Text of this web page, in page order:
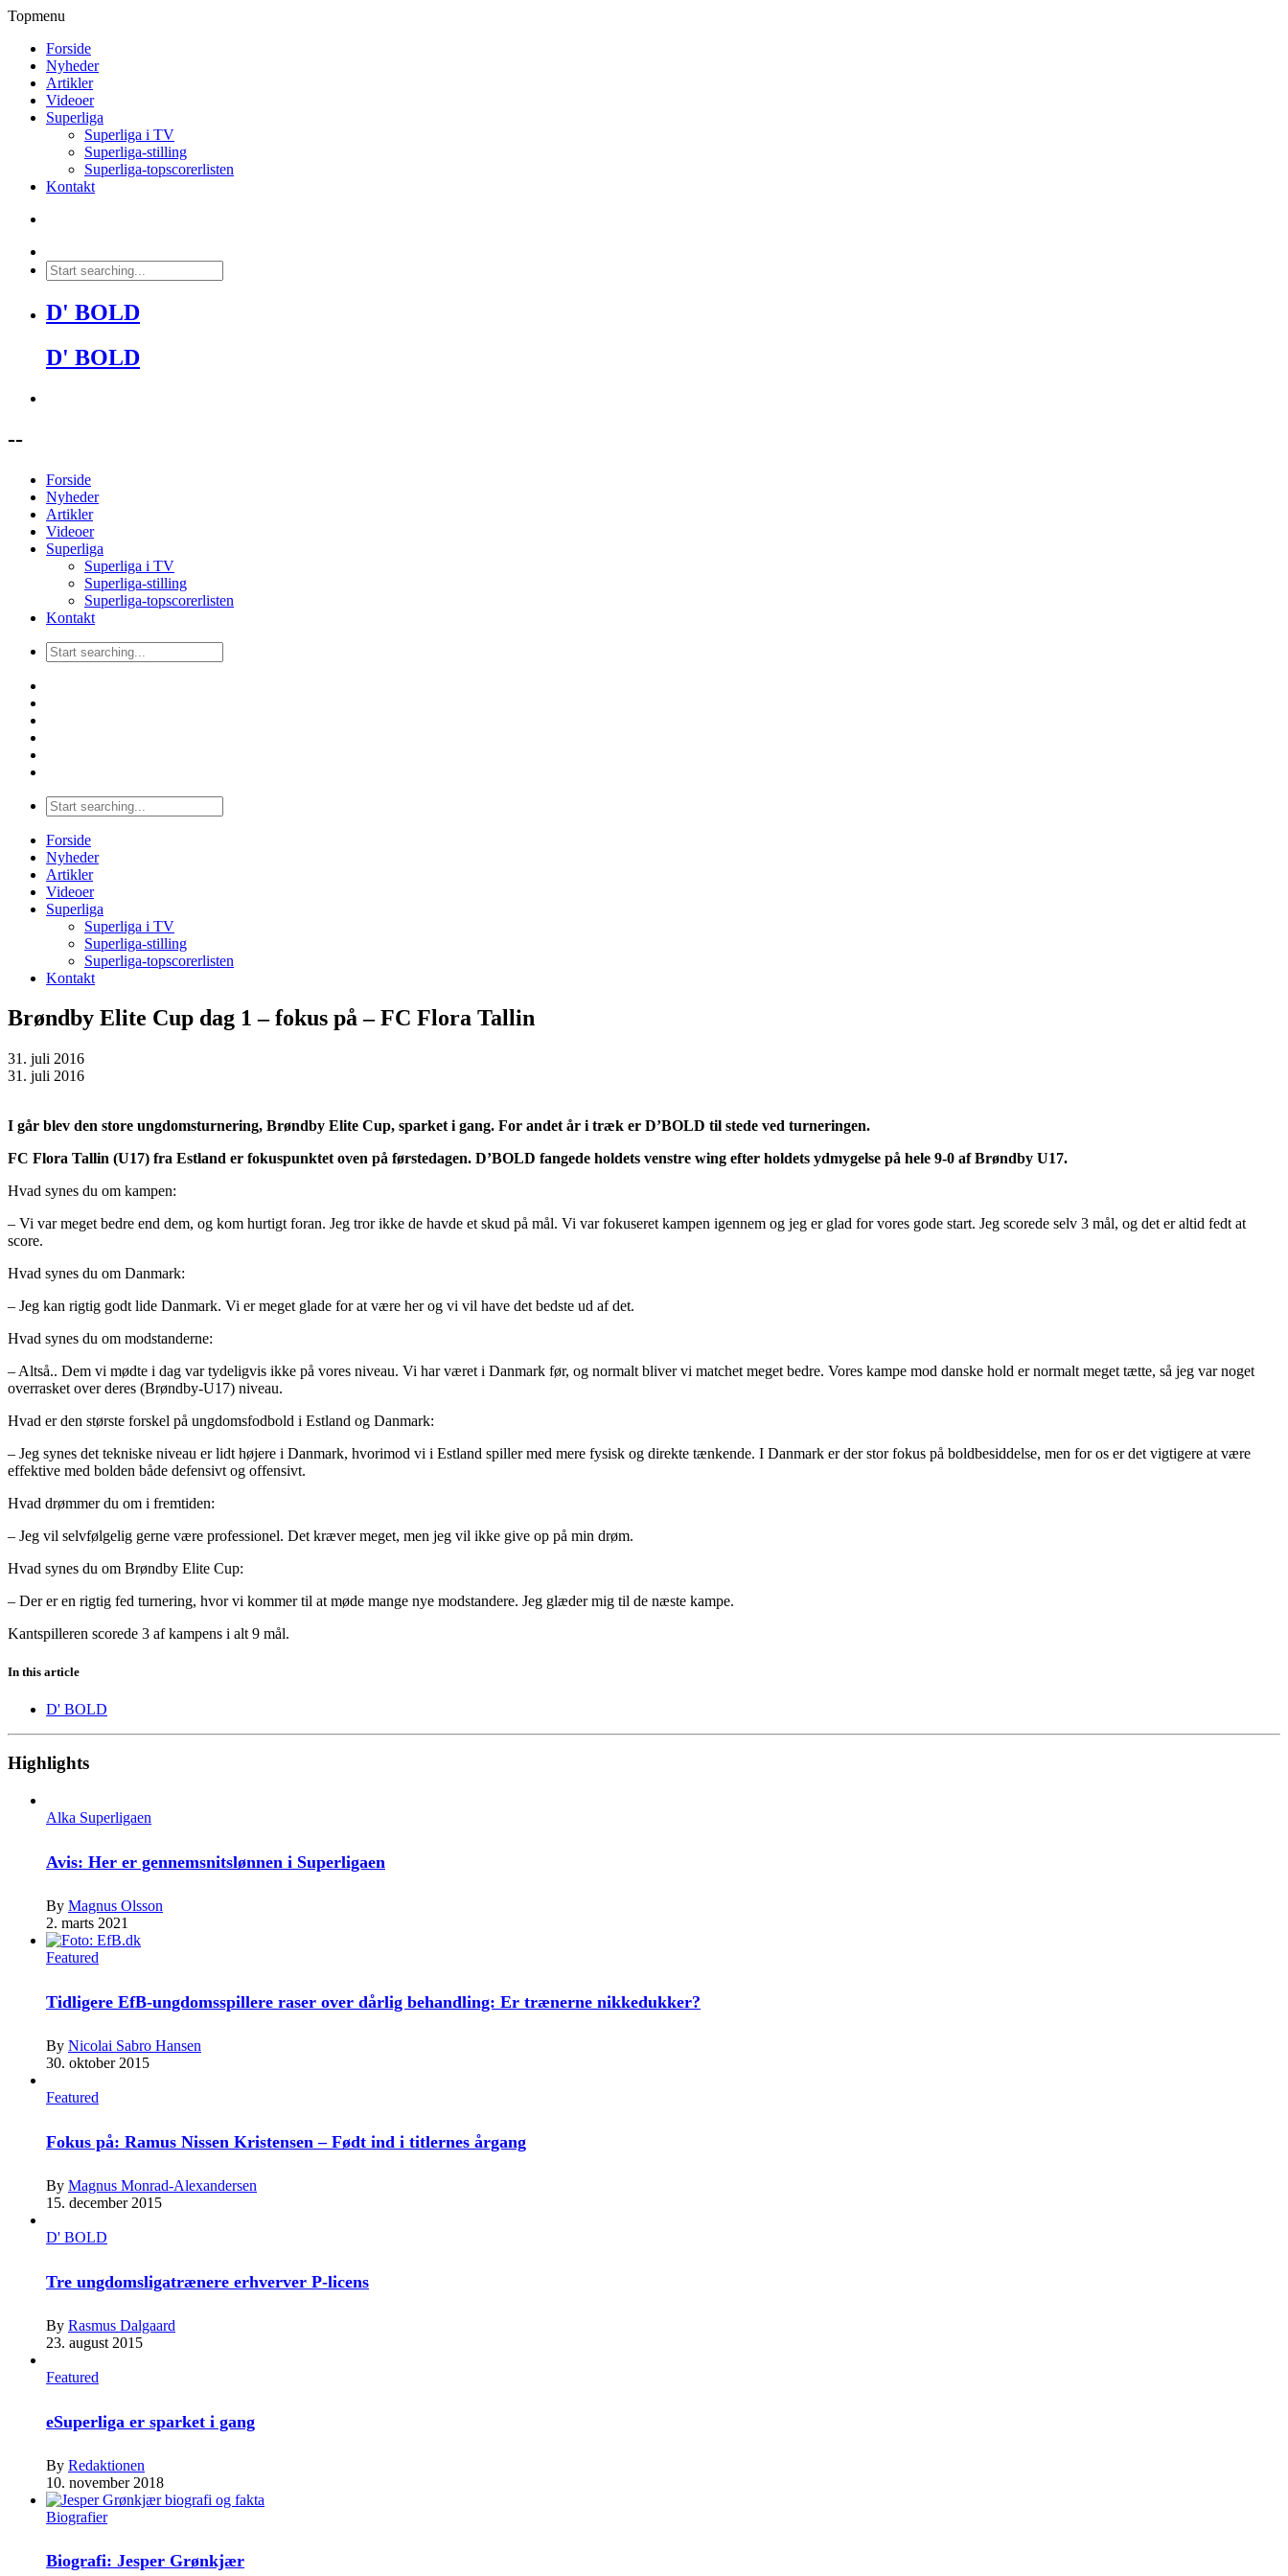
Topmenu
Forside
Nyheder
Artikler
Videoer
Superliga
Superliga i TV
Superliga-stilling
Superliga-topscorerlisten
Kontakt
D' BOLD
D' BOLD
--
Forside
Nyheder
Artikler
Videoer
Superliga
Superliga i TV
Superliga-stilling
Superliga-topscorerlisten
Kontakt
Forside
Nyheder
Artikler
Videoer
Superliga
Superliga i TV
Superliga-stilling
Superliga-topscorerlisten
Kontakt
Brøndby Elite Cup dag 1 – fokus på – FC Flora Tallin
31. juli 2016
31. juli 2016
I går blev den store ungdomsturnering, Brøndby Elite Cup, sparket i gang. For andet år i træk er D’BOLD til stede ved turneringen.
FC Flora Tallin (U17) fra Estland er fokuspunktet oven på førstedagen. D’BOLD fangede holdets venstre wing efter holdets ydmygelse på hele 9-0 af Brøndby U17.
Hvad synes du om kampen:
– Vi var meget bedre end dem, og kom hurtigt foran. Jeg tror ikke de havde et skud på mål. Vi var fokuseret kampen igennem og jeg er glad for vores gode start. Jeg scorede selv 3 mål, og det er altid fedt at
score.
Hvad synes du om Danmark:
– Jeg kan rigtig godt lide Danmark. Vi er meget glade for at være her og vi vil have det bedste ud af det.
Hvad synes du om modstanderne:
– Altså.. Dem vi mødte i dag var tydeligvis ikke på vores niveau. Vi har været i Danmark før, og normalt bliver vi matchet meget bedre. Vores kampe mod danske hold er normalt meget tætte, så jeg var noget
overrasket over deres (Brøndby-U17) niveau.
Hvad er den største forskel på ungdomsfodbold i Estland og Danmark:
– Jeg synes det tekniske niveau er lidt højere i Danmark, hvorimod vi i Estland spiller med mere fysisk og direkte tænkende. I Danmark er der stor fokus på boldbesiddelse, men for os er det vigtigere at være
effektive med bolden både defensivt og offensivt.
Hvad drømmer du om i fremtiden:
– Jeg vil selvfølgelig gerne være professionel. Det kræver meget, men jeg vil ikke give op på min drøm.
Hvad synes du om Brøndby Elite Cup:
– Der er en rigtig fed turnering, hvor vi kommer til at møde mange nye modstandere. Jeg glæder mig til de næste kampe.
Kantspilleren scorede 3 af kampens i alt 9 mål.
In this article
D' BOLD
Highlights
Alka Superligaen
Avis: Her er gennemsnitslønnen i Superligaen
By Magnus Olsson
2. marts 2021
Featured
Tidligere EfB-ungdomsspillere raser over dårlig behandling: Er trænerne nikkedukker?
By Nicolai Sabro Hansen
30. oktober 2015
Featured
Fokus på: Ramus Nissen Kristensen – Født ind i titlernes årgang
By Magnus Monrad-Alexandersen
15. december 2015
D' BOLD
Tre ungdomsligatrænere erhverver P-licens
By Rasmus Dalgaard
23. august 2015
Featured
eSuperliga er sparket i gang
By Redaktionen
10. november 2018
Biografier
Biografi: Jesper Grønkjær